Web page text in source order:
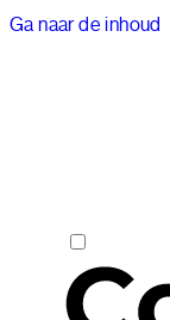
Ga naar de inhoud